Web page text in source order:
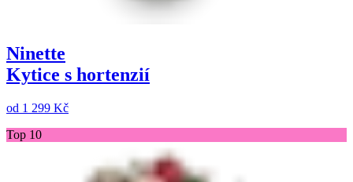
Ninette
Kytice s hortenzií
od 1 299 Kč
Top 10